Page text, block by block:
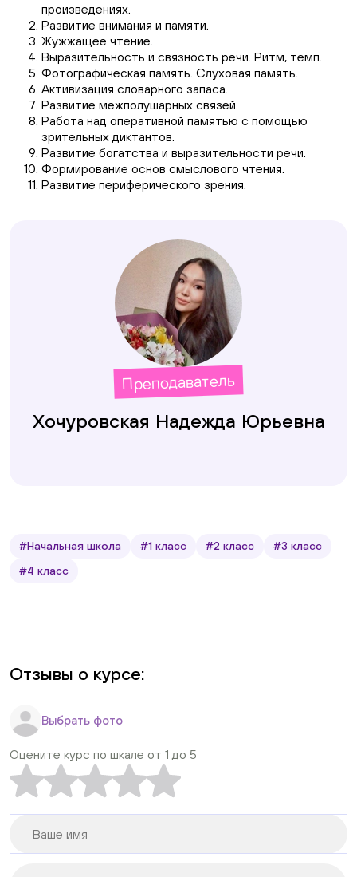
произведениях.
Развитие внимания и памяти.
Жужжащее чтение.
Выразительность и связность речи. Ритм, темп.
Фотографическая память. Слуховая память.
Активизация словарного запаса.
Развитие межполушарных связей.
Работа над оперативной памятью с помощью
зрительных диктантов.
Развитие богатства и выразительности речи.
Формирование основ смыслового чтения.
Развитие периферического зрения.
Преподаватель
Хочуровская Надежда Юрьевна
#Начальная школа #1 класс #2 класс
#3 класс
#4 класс
Отзывы о курсе:
Выбрать фото
Оцените курс по шкале от 1 до 5